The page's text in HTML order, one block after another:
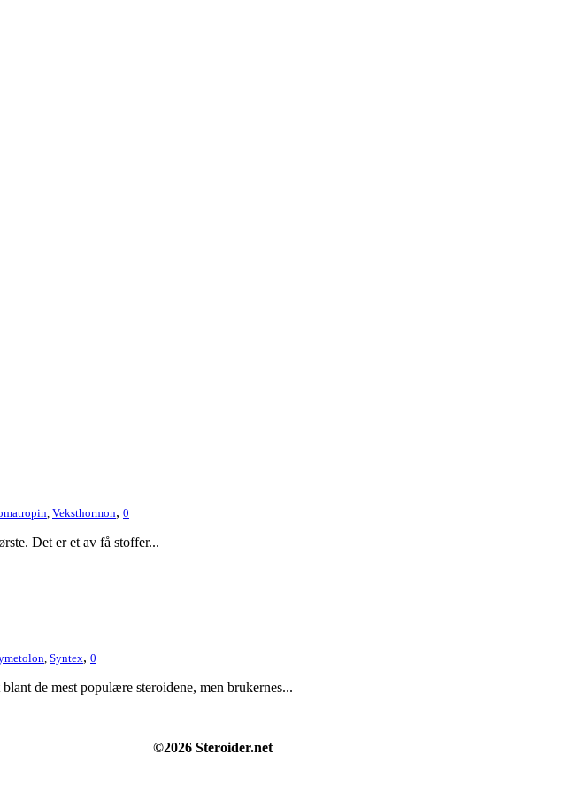
, Veksthormon, 0
Det er et av få stoffer...
Syntex, 0
de mest populære steroidene, men brukernes...
©2026 Steroider.net